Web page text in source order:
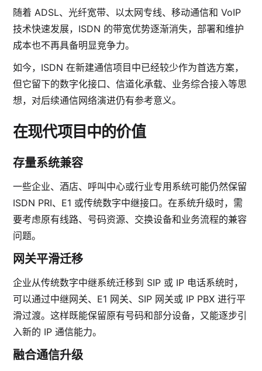
随着 ADSL、光纤宽带、以太网专线、移动通信和 VoIP
技术快速发展，ISDN 的带宽优势逐渐消失，部署和维护
成本也不再具备明显竞争力。
如今，ISDN 在新建通信项目中已经较少作为首选方案，
但它留下的数字化接口、信道化承载、业务综合接入等思
想，对后续通信网络演进仍有参考意义。
在现代项目中的价值
存量系统兼容
一些企业、酒店、呼叫中心或行业专用系统可能仍然保留
ISDN PRI、E1 或传统数字中继接口。在系统升级时，需
要考虑原有线路、号码资源、交换设备和业务流程的兼容
问题。
网关平滑迁移
企业从传统数字中继系统迁移到 SIP 或 IP 电话系统时，
可以通过中继网关、E1 网关、SIP 网关或 IP PBX 进行平
滑过渡。这样既能保留原有号码和部分设备，又能逐步引
入新的 IP 通信能力。
融合通信升级